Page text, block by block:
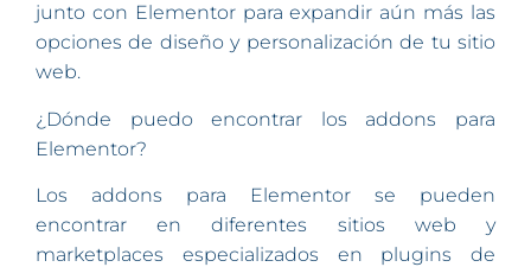
junto con Elementor para expandir aún más las
opciones de diseño y personalización de tu sitio
web.
¿Dónde puedo encontrar los addons para
Elementor?
Los addons para Elementor se pueden
encontrar en diferentes sitios web y
marketplaces especializados en plugins de